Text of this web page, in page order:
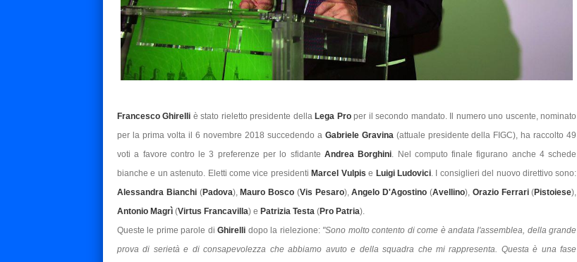
Francesco Ghirelli è stato rieletto presidente dellaLega Proper il secondo mandato. Il numero uno uscente, nominato
per la prima volta il 6 novembre 2018 succedendo a Gabriele Gravina(attuale presidente della FIGC), ha raccolto 49
voti a favore contro le 3 preferenze per lo sfidante Andrea Borghini. Nel computo finale figurano anche 4 schede
bianche e un astenuto. Eletti come vice presidentiMarcel Vulpise Luigi Ludovici. I consiglieri del nuovo direttivo sono:
Alessandra Bianchi(Padova),Mauro Bosco (Vis Pesaro),Angelo D'Agostino(Avellino), Orazio Ferrari(Pistoiese),
Antonio Magrì (Virtus Francavilla) e Patrizia Testa (Pro Patria).
Queste le prime parole diGhirelli dopo la rielezione: "Sono molto contento di come è andata l'assemblea, della grande
prova di serietà e di consapevolezza che abbiamo avuto e della squadra che mi rappresenta. Questa è una fase